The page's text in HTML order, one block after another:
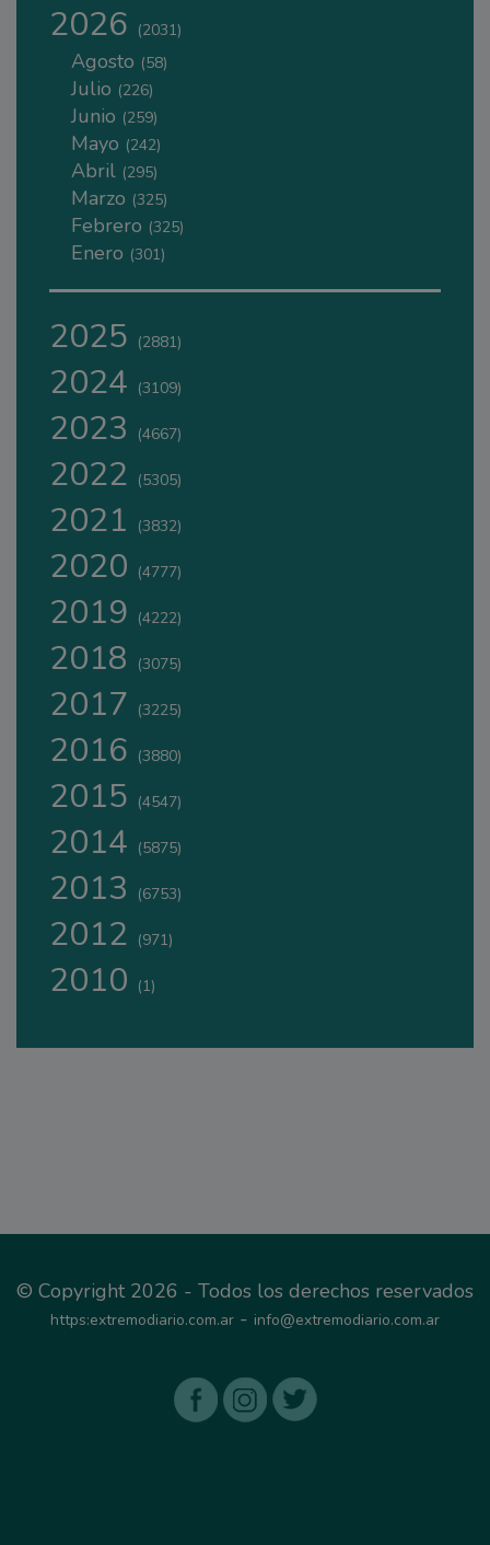
2026 (2031)
Agosto (58)
Julio (226)
Junio (259)
Mayo (242)
Abril (295)
Marzo (325)
Febrero (325)
Enero (301)
2025 (2881)
2024 (3109)
2023 (4667)
2022 (5305)
2021 (3832)
2020 (4777)
2019 (4222)
2018 (3075)
2017 (3225)
2016 (3880)
2015 (4547)
2014 (5875)
2013 (6753)
2012 (971)
2010 (1)
© Copyright 2026 - Todos los derechos reservados
https:extremodiario.com.ar - info@extremodiario.com.ar